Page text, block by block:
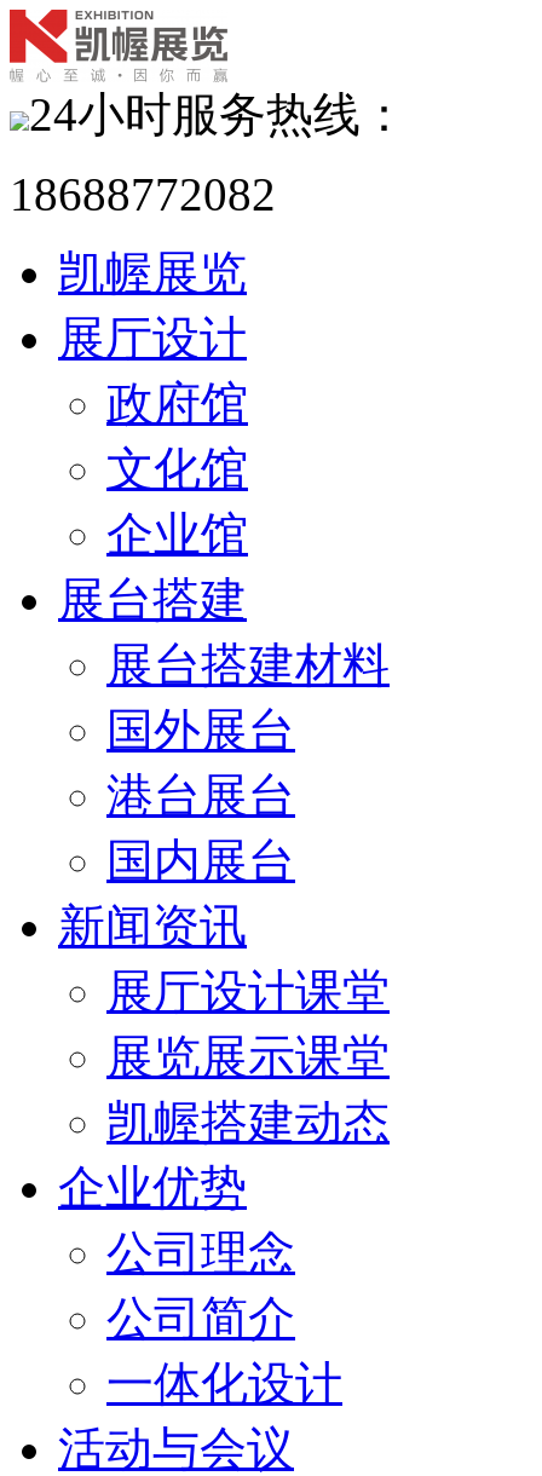
24小时服务热线：
18688772082
凯幄展览
展厅设计
政府馆
文化馆
企业馆
展台搭建
展台搭建材料
国外展台
港台展台
国内展台
新闻资讯
展厅设计课堂
展览展示课堂
凯幄搭建动态
企业优势
公司理念
公司简介
一体化设计
活动与会议